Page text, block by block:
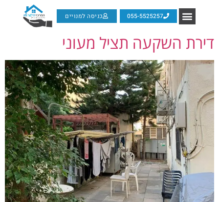
055-5525257 כניסה למנויים
דירת השקעה תציל מעוני